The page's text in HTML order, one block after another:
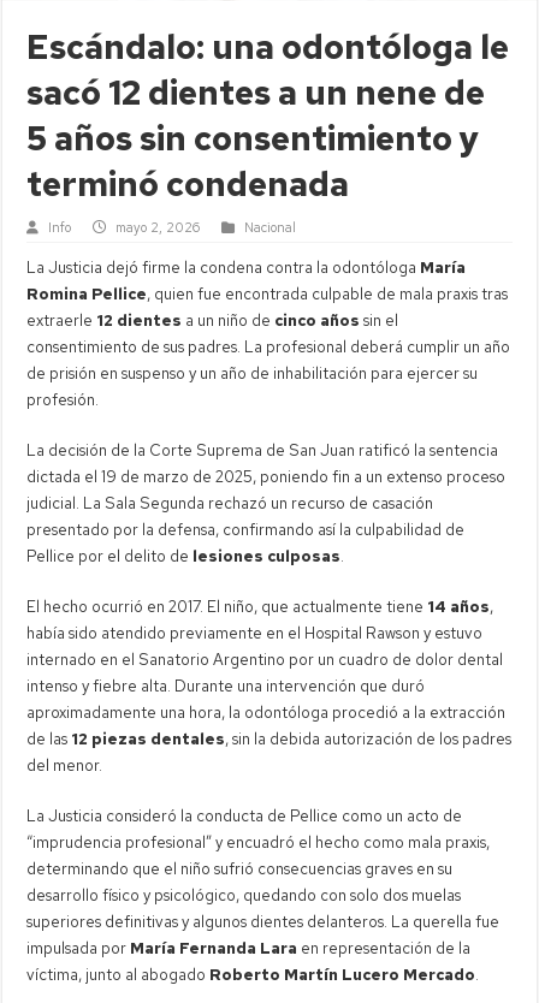
Escándalo: una odontóloga le
sacó 12 dientes a un nene de
5 años sin consentimiento y
terminó condenada
Info mayo 2, 2026 Nacional
La Justicia dejó firme la condena contra la odontóloga María
Romina Pellice, quien fue encontrada culpable de mala praxis tras
extraerle 12 dientes a un niño de cinco años sin el
consentimiento de sus padres. La profesional deberá cumplir un año
de prisión en suspenso y un año de inhabilitación para ejercer su
profesión.
La decisión de la Corte Suprema de San Juan ratificó la sentencia
dictada el 19 de marzo de 2025, poniendo fin a un extenso proceso
judicial. La Sala Segunda rechazó un recurso de casación
presentado por la defensa, confirmando así la culpabilidad de
Pellice por el delito de lesiones culposas.
El hecho ocurrió en 2017. El niño, que actualmente tiene 14 años,
había sido atendido previamente en el Hospital Rawson y estuvo
internado en el Sanatorio Argentino por un cuadro de dolor dental
intenso y fiebre alta. Durante una intervención que duró
aproximadamente una hora, la odontóloga procedió a la extracción
de las 12 piezas dentales, sin la debida autorización de los padres
del menor.
La Justicia consideró la conducta de Pellice como un acto de
“imprudencia profesional” y encuadró el hecho como mala praxis,
determinando que el niño sufrió consecuencias graves en su
desarrollo físico y psicológico, quedando con solo dos muelas
superiores definitivas y algunos dientes delanteros. La querella fue
impulsada por María Fernanda Lara en representación de la
víctima, junto al abogado Roberto Martín Lucero Mercado.